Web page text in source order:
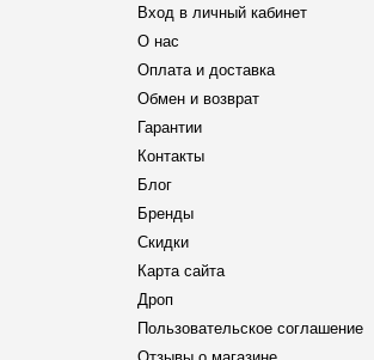
Вход в личный кабинет
О нас
Оплата и доставка
Обмен и возврат
Гарантии
Контакты
Блог
Бренды
Скидки
Карта сайта
Дроп
Пользовательское соглашение